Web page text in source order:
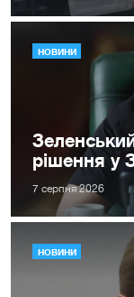
НОВИНИ
рішення у
7 серпня 2026
НОВИНИ